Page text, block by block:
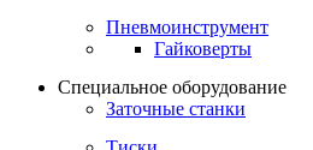
Пневмоинструмент
Гайковерты
Специальное оборудование
Заточные станки